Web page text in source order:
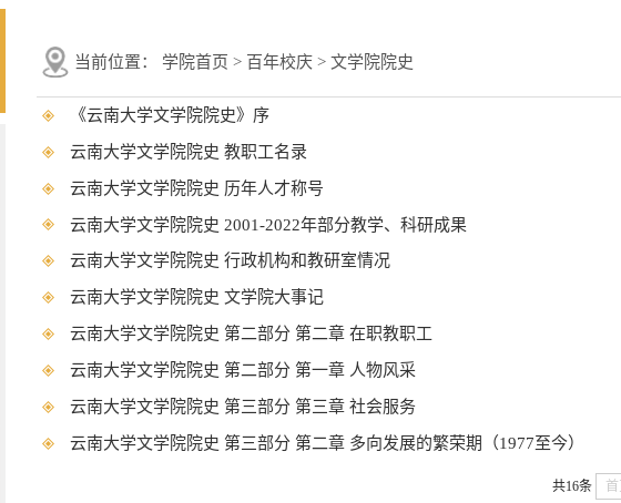
当前位置： 学院首页 > 百年校庆> 文学院院史
《云南大学文学院院史》序
云南大学文学院院史 教职工名录
云南大学文学院院史 历年人才称号
云南大学文学院院史 2001-2022年部分教学、科研成果
云南大学文学院院史 行政机构和教研室情况
云南大学文学院院史 ​文学院大事记
云南大学文学院院史 第二部分 第二章 在职教职工
云南大学文学院院史 第二部分 第一章 人物风采
云南大学文学院院史 第三部分 第三章 社会服务
云南大学文学院院史 第三部分 第二章 多向发展的繁荣期（1977至今）
共16条